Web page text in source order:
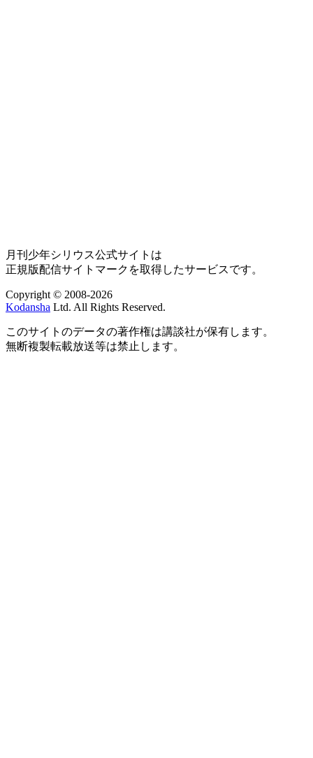
月刊少年シリウス公式サイトは
正規版配信サイトマークを取得したサービスです。
Copyright © 2008-2026
Kodansha Ltd. All Rights Reserved.
このサイトのデータの著作権は講談社が保有します。
無断複製転載放送等は禁止します。